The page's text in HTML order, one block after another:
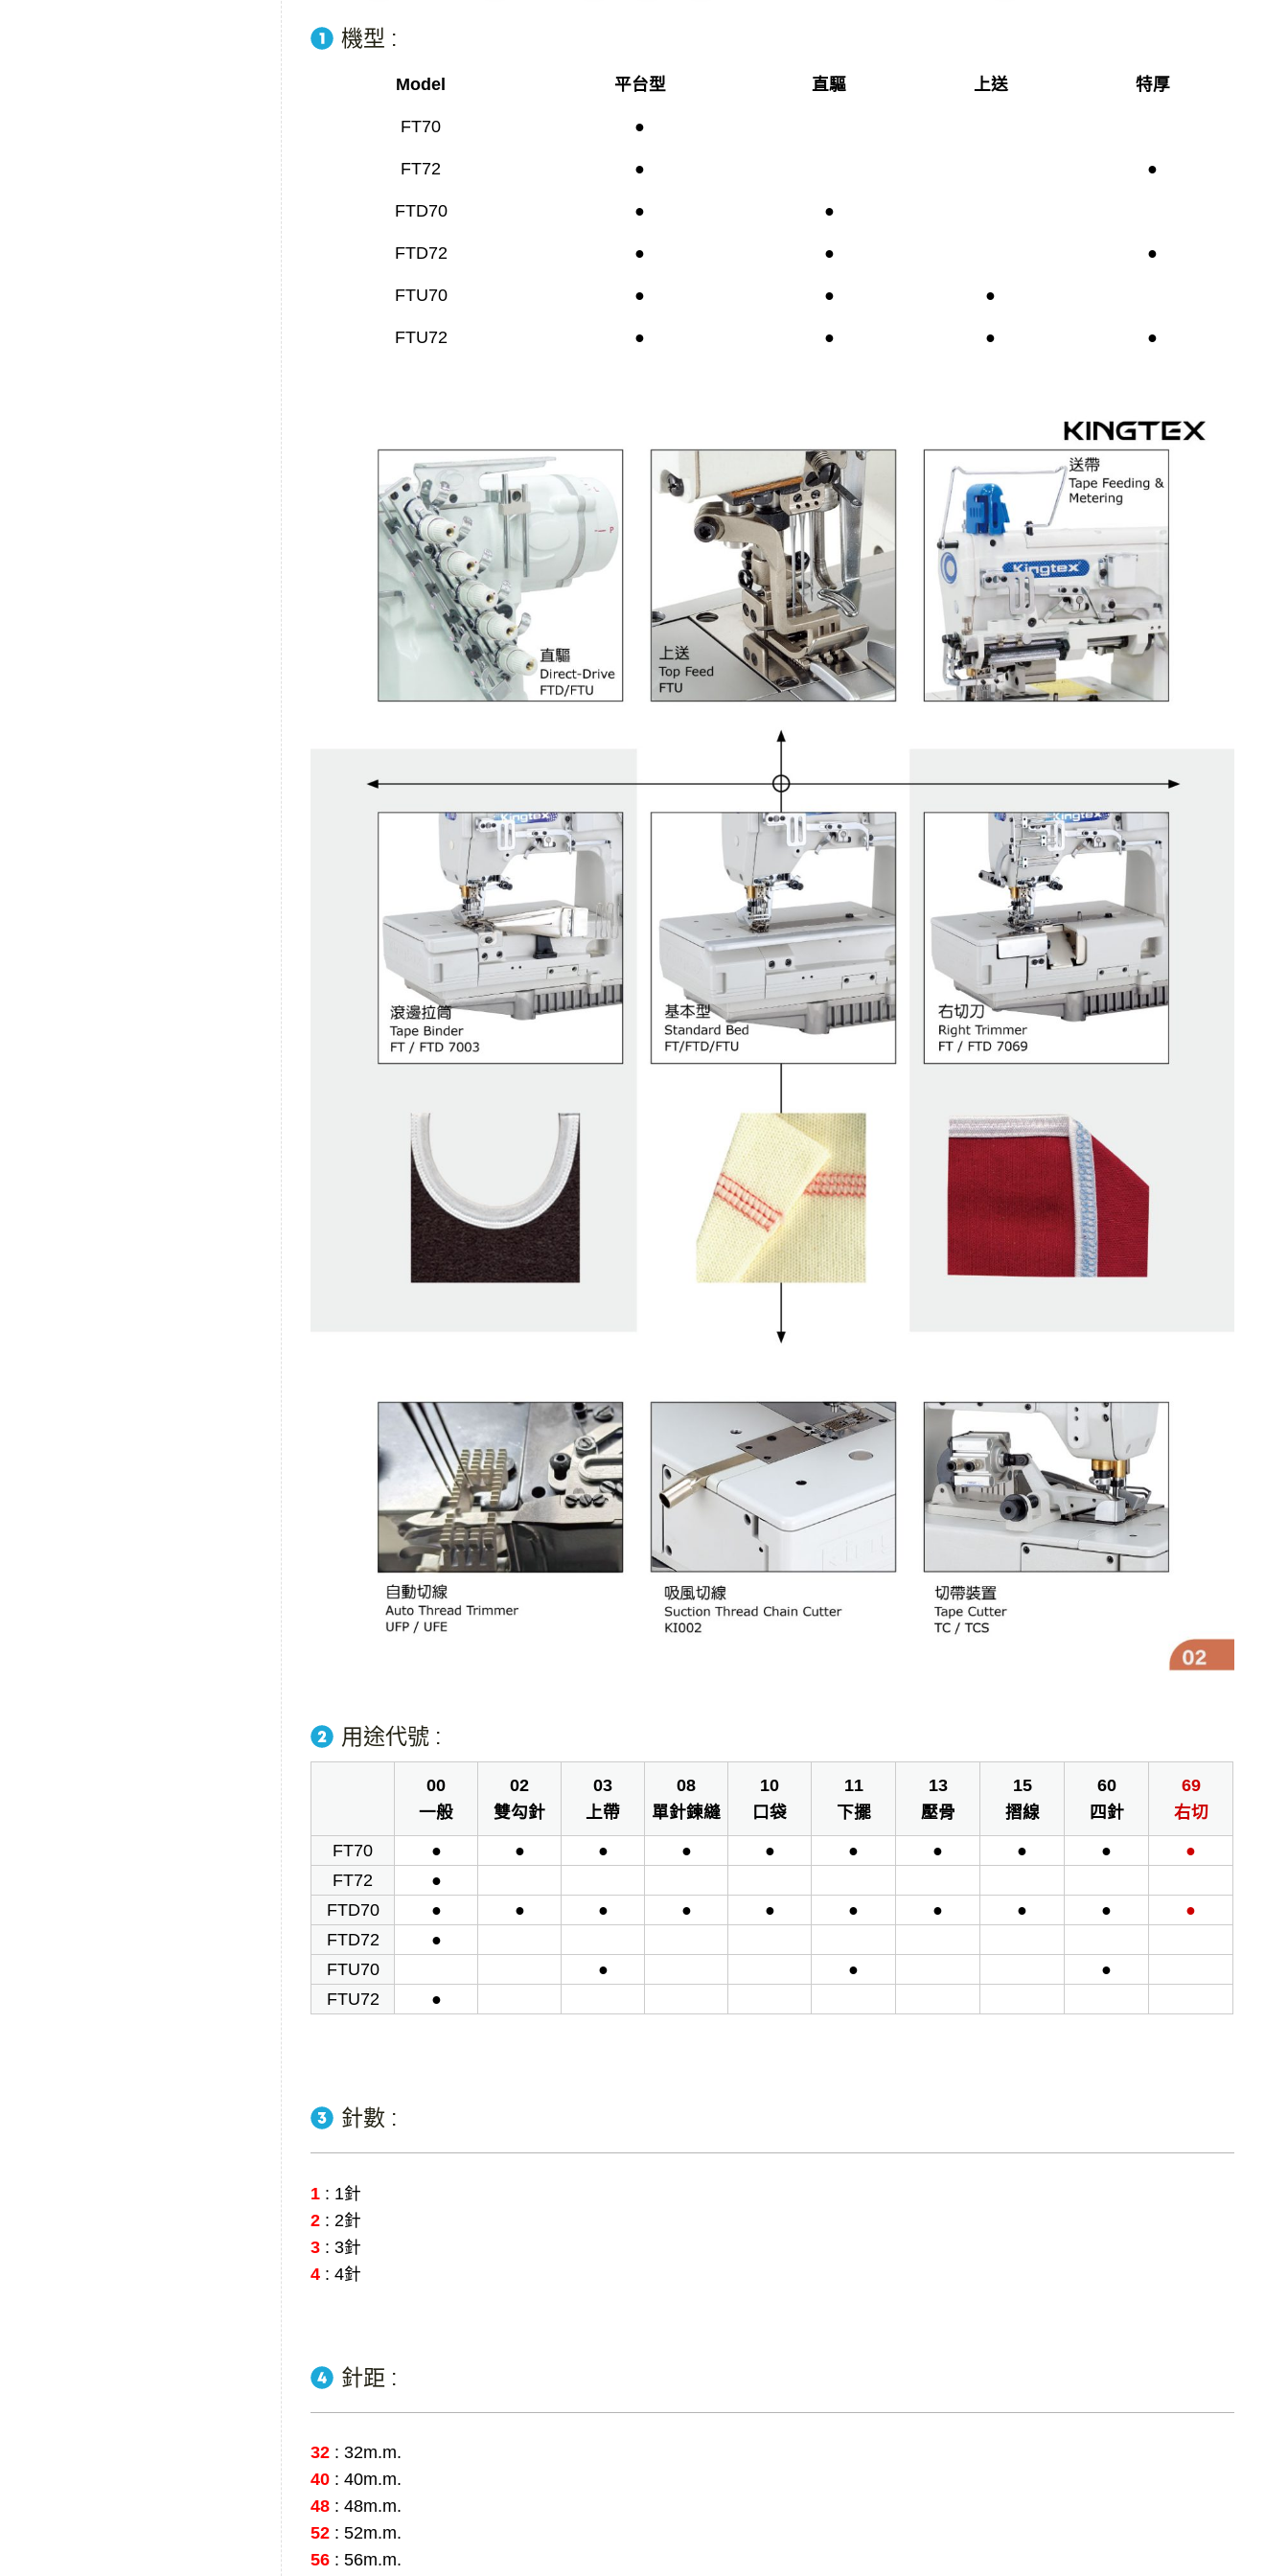
機型 :
Model 平台型 直驅 上送 特厚
FT70 ●
FT72 ● ●
FTD70 ● ●
FTD72 ● ● ●
FTU70 ● ● ●
FTU72 ● ● ● ●
用途代號 :
00
一般
02
雙勾針
03
上帶
08
單針鍊縫
10
口袋
11
下擺
13
壓骨
15
摺線
60
四針
69
右切
FT70
● ● ● ● ● ● ● ● ●
●
FT72
●
FTD70
● ● ● ● ● ● ● ● ●
●
FTD72
●
FTU70
● ●
●
FTU72
●
針數 :
1 : 1針
2 : 2針
3 : 3針
4 : 4針
針距 :
32 : 32m.m.
40 : 40m.m.
48 : 48m.m.
52 : 52m.m.
56 : 56m.m.